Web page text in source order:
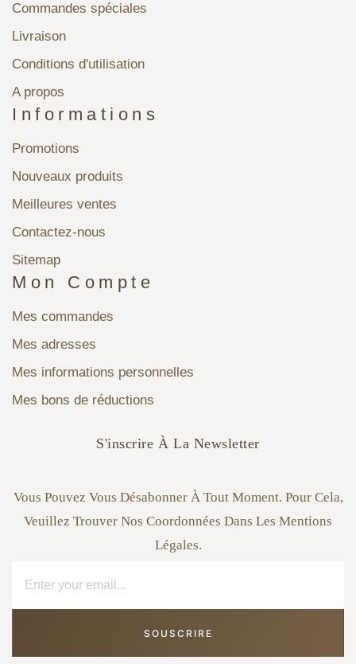
Commandes spéciales
Livraison
Conditions d'utilisation
A propos
Informations
Promotions
Nouveaux produits
Meilleures ventes
Contactez-nous
Sitemap
Mon Compte
Mes commandes
Mes adresses
Mes informations personnelles
Mes bons de réductions
S'inscrire À La Newsletter
Vous Pouvez Vous Désabonner À Tout Moment. Pour Cela,
Veuillez Trouver Nos Coordonnées Dans Les Mentions
Légales.
SOUSCRIRE